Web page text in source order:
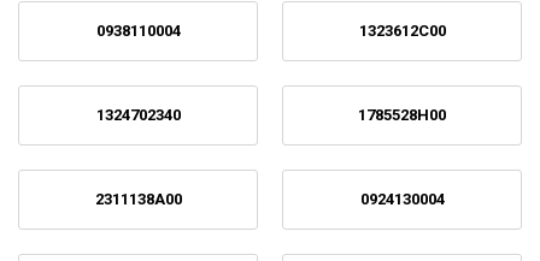
0938110004 1323612C00
1324702340 1785528H00
2311138A00 0924130004